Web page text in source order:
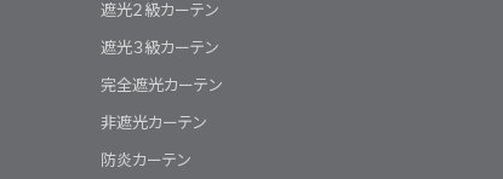
遮光２級カーテン
遮光３級カーテン
完全遮光カーテン
非遮光カーテン
防炎カーテン